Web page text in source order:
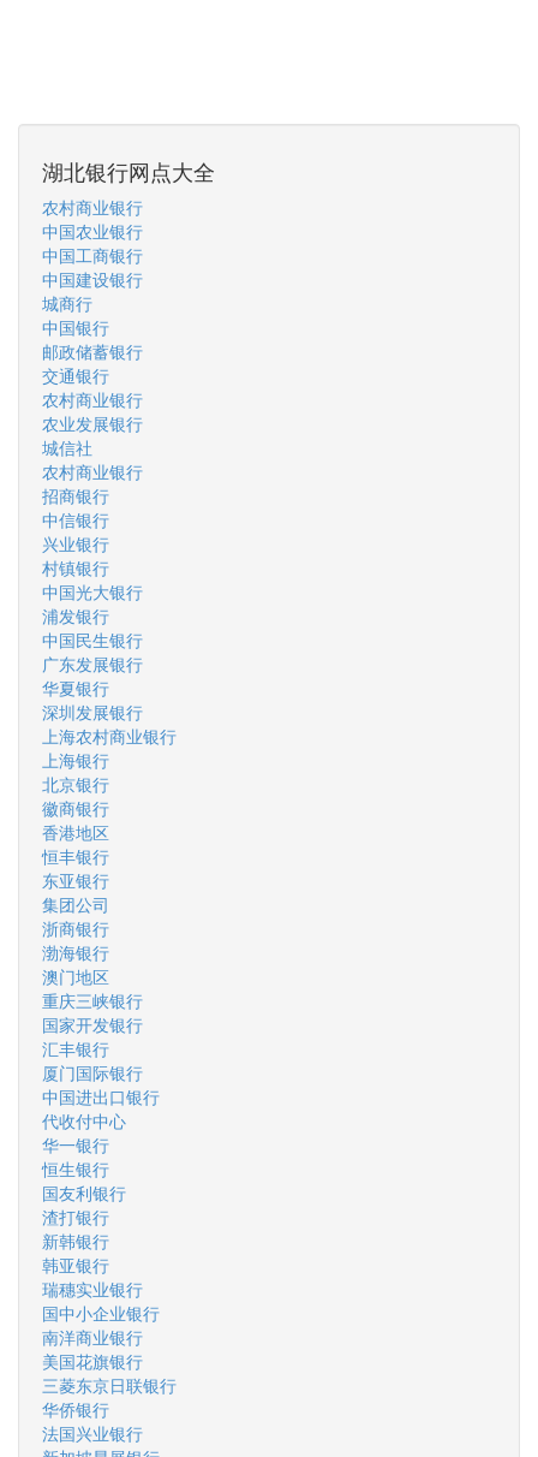
湖北银行网点大全
农村商业银行
中国农业银行
中国工商银行
中国建设银行
城商行
中国银行
邮政储蓄银行
交通银行
农村商业银行
农业发展银行
城信社
农村商业银行
招商银行
中信银行
兴业银行
村镇银行
中国光大银行
浦发银行
中国民生银行
广东发展银行
华夏银行
深圳发展银行
上海农村商业银行
上海银行
北京银行
徽商银行
香港地区
恒丰银行
东亚银行
集团公司
浙商银行
渤海银行
澳门地区
重庆三峡银行
国家开发银行
汇丰银行
厦门国际银行
中国进出口银行
代收付中心
华一银行
恒生银行
国友利银行
渣打银行
新韩银行
韩亚银行
瑞穗实业银行
国中小企业银行
南洋商业银行
美国花旗银行
三菱东京日联银行
华侨银行
法国兴业银行